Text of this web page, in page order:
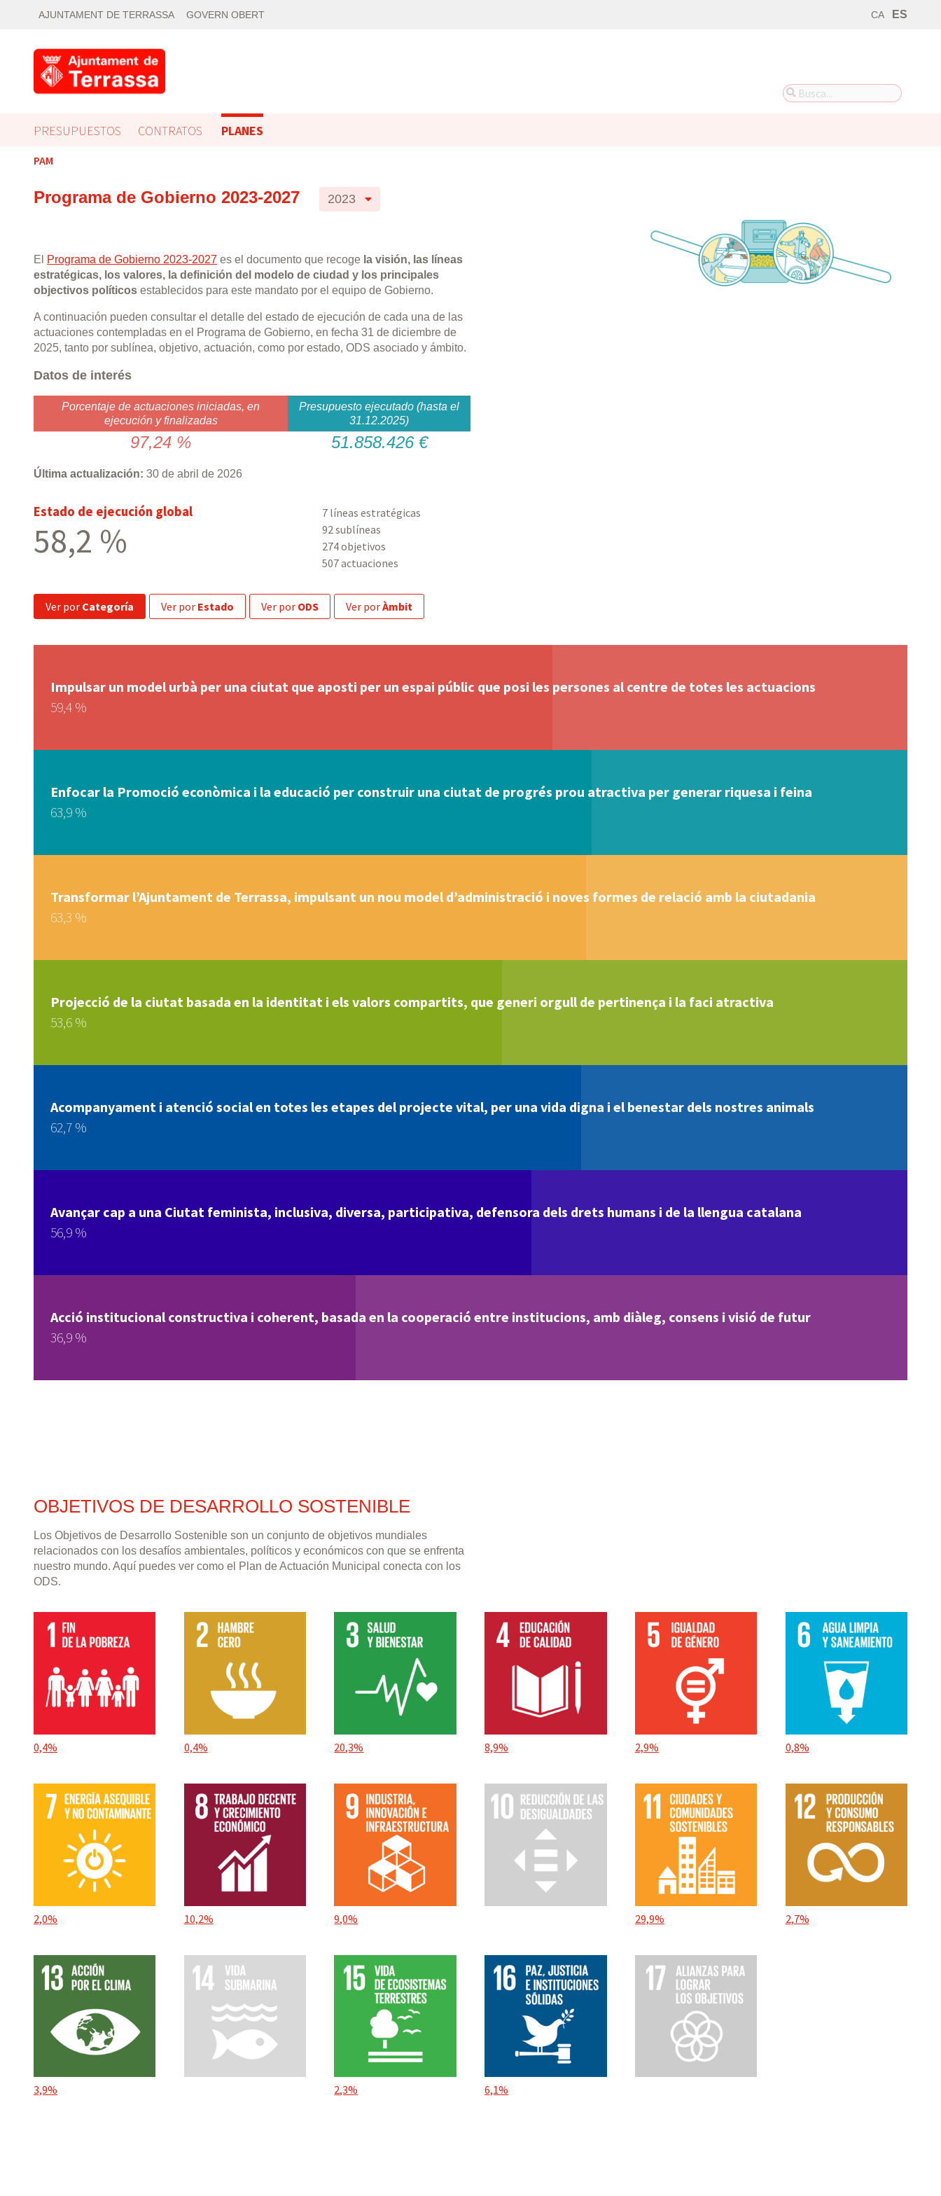
AJUNTAMENT DE TERRASSA GOVERN OBERT CA ES
PRESUPUESTOS CONTRATOS PLANES
PAM
Programa de Gobierno 2023-2027 2023
El Programa de Gobierno 2023-2027 es el documento que recoge la visión, las líneas
estratégicas, los valores, la definición del modelo de ciudad y los principales
objectivos políticos establecidos para este mandato por el equipo de Gobierno.
A continuación pueden consultar el detalle del estado de ejecución de cada una de las
actuaciones contempladas en el Programa de Gobierno, en fecha 31 de diciembre de
2025, tanto por sublínea, objetivo, actuación, como por estado, ODS asociado y ámbito.
Datos de interés
Porcentaje de actuaciones iniciadas, en
ejecución y finalizadas
Presupuesto ejecutado (hasta el
31.12.2025)
97,24 % 51.858.426 €
Última actualización: 30 de abril de 2026
Estado de ejecución global
58,2 %
7 líneas estratégicas
92 sublíneas
274 objetivos
507 actuaciones
ver por Categoría ver por Estado ver por ODS ver porÀmbit
Impulsar un model urbà per una ciutat que aposti per un espai públic que posi les persones al centre de totes les actuacions
59,4 %
Enfocar la Promoció econòmica i la educació per construir una ciutat de progrés prou atractiva per generar riquesa i feina
63,9 %
Transformar l’Ajuntament de Terrassa, impulsant un nou model d’administració i noves formes de relació amb la ciutadania
63,3 %
Projecció de la ciutat basada en la identitat i els valors compartits, que generi orgull de pertinença i la faci atractiva
53,6 %
Acompanyament i atenció social en totes les etapes del projecte vital, per una vida digna i el benestar dels nostres animals
62,7 %
Avançar cap a una Ciutat feminista, inclusiva, diversa, participativa, defensora dels drets humans i de la llengua catalana
56,9 %
Acció institucional constructiva i coherent, basada en la cooperació entre institucions, amb diàleg, consens i visió de futur
36,9 %
OBJETIVOS DE DESARROLLO SOSTENIBLE
Los Objetivos de Desarrollo Sostenible son un conjunto de objetivos mundiales
relacionados con los desafíos ambientales, políticos y económicos con que se enfrenta
nuestro mundo. Aquí puedes ver como el Plan de Actuación Municipal conecta con los
ODS.
0,4% 0,4% 20,3% 8,9% 2,9% 0,8%
2,0% 10,2% 9,0% 29,9% 2,7%
3,9% 2,3% 6,1%